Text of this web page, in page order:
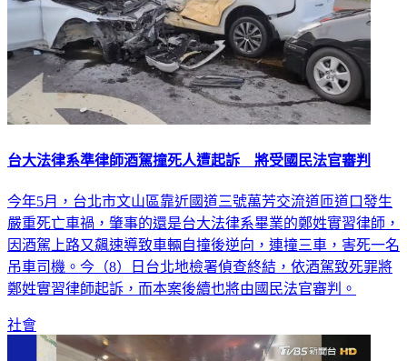
台大法律系準律師酒駕撞死人遭起訴 將受國民法官審判
今年5月，台北市文山區靠近國道三號萬芳交流道匝道口發生
嚴重死亡車禍，肇事的還是台大法律系畢業的鄭姓實習律師，
因酒駕上路又飆速導致車輛自撞後逆向，連撞三車，害死一名
吊車司機。今（8）日台北地檢署偵查終結，依酒駕致死罪將
鄭姓實習律師起訴，而本案後續也將由國民法官審判。
社會